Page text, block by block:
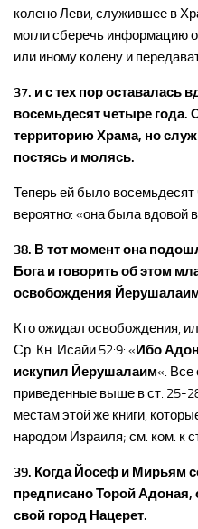
колено Леви, служившее в
могли сберечь информацию
или иному колену и
37. и с тех пор оставалась
восемьдесят четыре года.
территорию Храма, но
постясь и молясь.
Теперь ей было
вероятно: «она была вдовой
38. В тот момент она
Бога и говорить об этом
освобождения
Кто ожидал освобождения,
Ср. Кн. Исайи 52:9: «Ибо
искупил Йерушалаим«. Все
приведенные выше в ст. 25-
местам этой же книги,
народом Израиля; см. ком. к
39. Когда Йосеф и Мирьям
предписано Торой Адоная,
свой город Нацерет.